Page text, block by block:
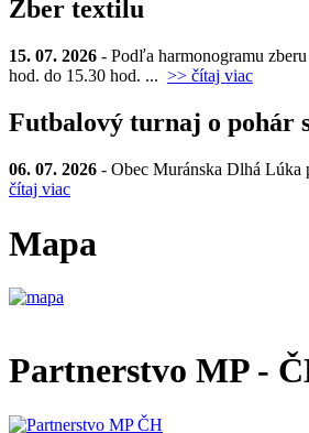
Zber textilu
15. 07. 2026 - Podľa harmonogramu
hod. do 15.30 hod. ... >> čítaj viac
Futbalový turnaj o pohár
06. 07. 2026 - Obec Muránska Dlhá Lúka
čítaj viac
Mapa
Partnerstvo MP -